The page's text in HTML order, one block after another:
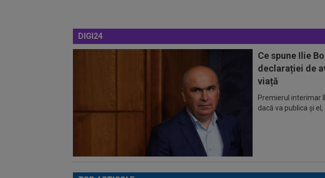
DIGI24
Ce spune Ilie
declarației de
viață
Premierul interimar
dacă va publica şi el,